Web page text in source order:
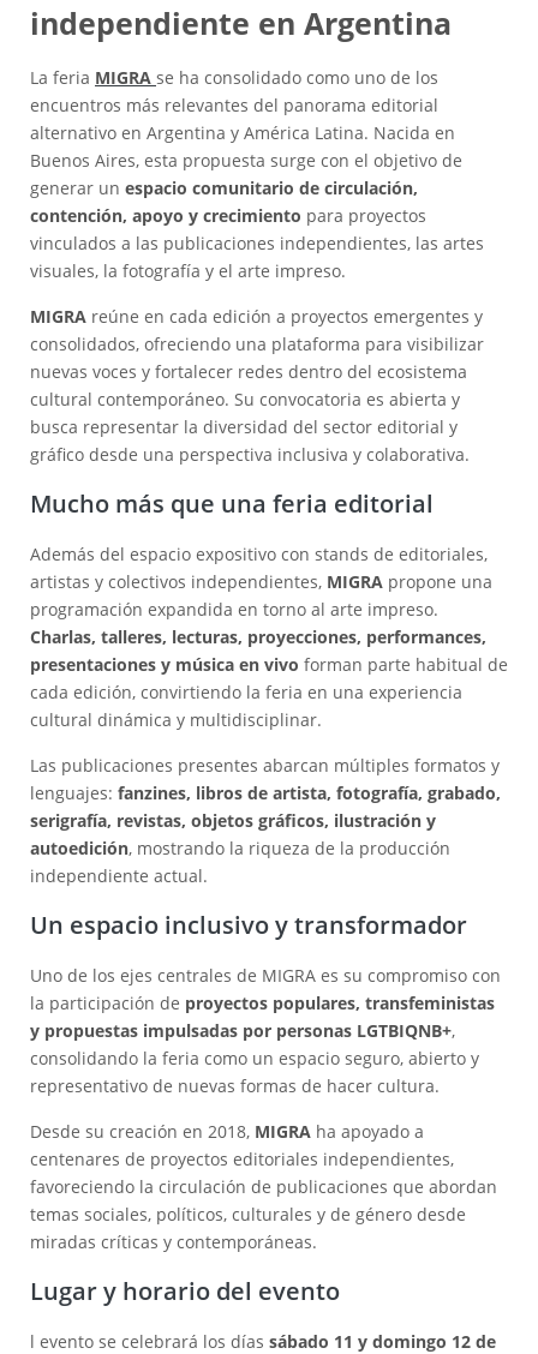
independiente en Argentina
La feria MIGRA se ha consolidado como uno de los
encuentros más relevantes del panorama editorial
alternativo en Argentina y América Latina. Nacida en
Buenos Aires, esta propuesta surge con el objetivo de
generar un espacio comunitario de circulación,
contención, apoyo y crecimiento para proyectos
vinculados a las publicaciones independientes, las artes
visuales, la fotografía y el arte impreso.
MIGRA reúne en cada edición a proyectos emergentes y
consolidados, ofreciendo una plataforma para visibilizar
nuevas voces y fortalecer redes dentro del ecosistema
cultural contemporáneo. Su convocatoria es abierta y
busca representar la diversidad del sector editorial y
gráfico desde una perspectiva inclusiva y colaborativa.
Mucho más que una feria editorial
Además del espacio expositivo con stands de editoriales,
artistas y colectivos independientes, MIGRA propone una
programación expandida en torno al arte impreso.
Charlas, talleres, lecturas, proyecciones, performances,
presentaciones y música en vivo forman parte habitual de
cada edición, convirtiendo la feria en una experiencia
cultural dinámica y multidisciplinar.
Las publicaciones presentes abarcan múltiples formatos y
lenguajes: fanzines, libros de artista, fotografía, grabado,
serigrafía, revistas, objetos gráficos, ilustración y
autoedición, mostrando la riqueza de la producción
independiente actual.
Un espacio inclusivo y transformador
Uno de los ejes centrales de MIGRA es su compromiso con
la participación de proyectos populares, transfeministas
y propuestas impulsadas por personas LGTBIQNB+,
consolidando la feria como un espacio seguro, abierto y
representativo de nuevas formas de hacer cultura.
Desde su creación en 2018, MIGRA ha apoyado a
centenares de proyectos editoriales independientes,
favoreciendo la circulación de publicaciones que abordan
temas sociales, políticos, culturales y de género desde
miradas críticas y contemporáneas.
Lugar y horario del evento
l evento se celebrará los días sábado 11 y domingo 12 de